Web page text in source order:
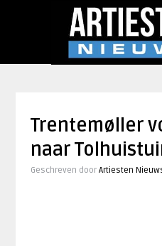
Trentemøller
naar
Geschreven door Artiesten